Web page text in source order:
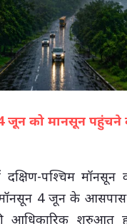
को मानसून पहुंचने
पश्चिम
4 जून के
आधिकारिक शुरुआत हो